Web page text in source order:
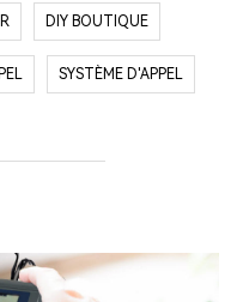
DIY BOUTIQUE
SYSTÈME D'APPEL
EN VEILLE